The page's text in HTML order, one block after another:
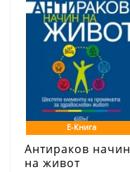
Е-Книга
Антираков начин
на живот